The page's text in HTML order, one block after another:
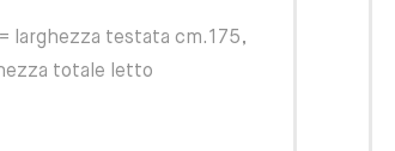
larghezza testata cm.175,
totale letto